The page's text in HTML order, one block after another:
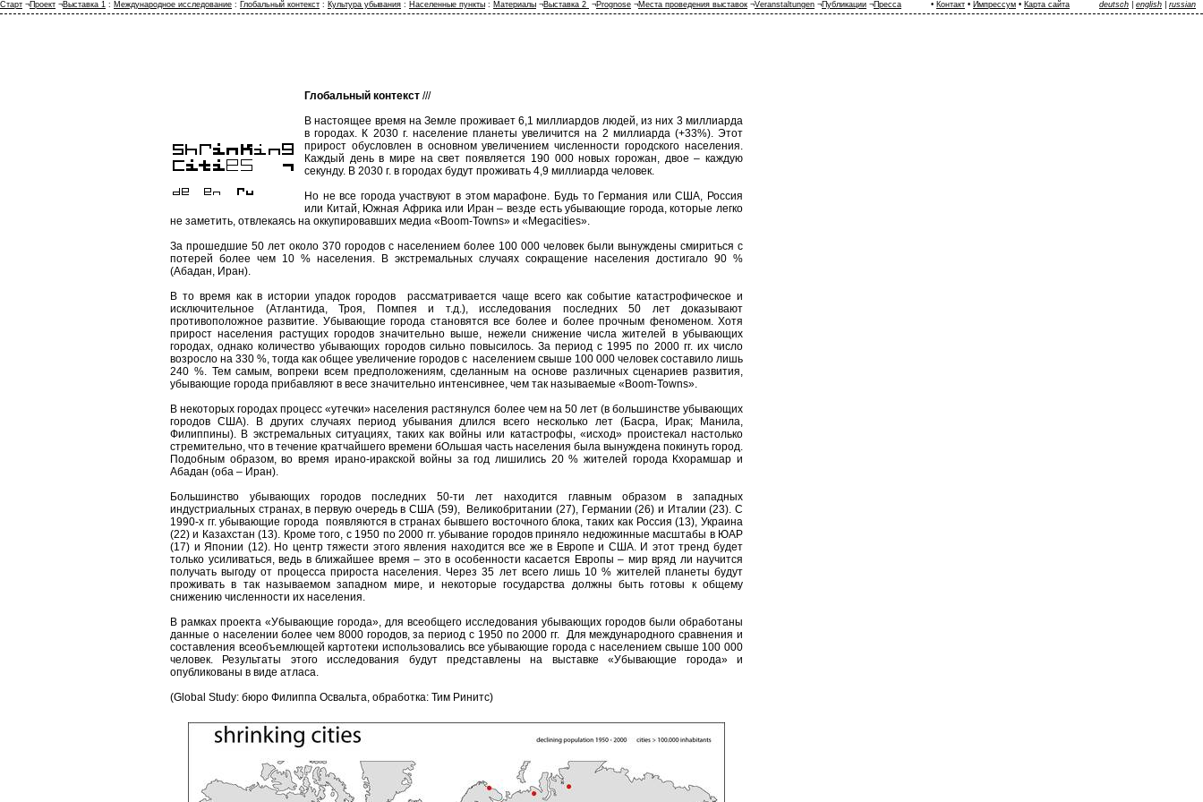
Глобальный контекст ///
В настоящее время на Земле проживает 6,1 миллиардов людей, из них 3 миллиарда
в городах. К 2030 г. население планеты увеличится на 2 миллиарда (+33%). Этот
прирост обусловлен в основном увеличением численности городского населения.
Каждый день в мире на свет появляется 190 000 новых горожан, двое – каждую
секунду. В 2030 г. в городах будут проживать 4,9 миллиарда человек.
Но не все города участвуют в этом марафоне. Будь то Германия или США, Россия
или Китай, Южная Африка или Иран – везде есть убывающие города, которые легко
не заметить, отвлекаясь на оккупировавших медиа «Boom-Towns» и «Megacities».
За прошедшие 50 лет около 370 городов с населением более 100 000 человек были вынуждены смириться с
потерей более чем 10 % населения. В экстремальных случаях сокращение населения достигало 90 %
(Абадан, Иран).
В то время как в истории упадок городов рассматривается чаще всего как событие катастрофическое и
исключительное (Атлантида, Троя, Помпея и т.д.), исследования последних 50 лет доказывают
противоположное развитие. Убывающие города становятся все более и более прочным феноменом. Хотя
прирост населения растущих городов значительно выше, нежели снижение числа жителей в убывающих
городах, однако количество убывающих городов сильно повысилось. За период с 1995 по 2000 гг. их число
возросло на 330 %, тогда как общее увеличение городов с населением свыше 100 000 человек составило лишь
240 %. Тем самым, вопреки всем предположениям, сделанным на основе различных сценариев развития,
убывающие города прибавляют в весе значительно интенсивнее, чем так называемые «Boom-Towns».
В некоторых городах процесс «утечки» населения растянулся более чем на 50 лет (в большинстве убывающих
городов США). В других случаях период убывания длился всего несколько лет (Басра, Ирак; Манила,
Филиппины). В экстремальных ситуациях, таких как войны или катастрофы, «исход» проистекал настолько
стремительно, что в течение кратчайшего времени бОльшая часть населения была вынуждена покинуть город.
Подобным образом, во время ирано-иракской войны за год лишились 20 % жителей города Кхорамшар и
Абадан (оба – Иран).
Большинство убывающих городов последних 50-ти лет находится главным образом в западных
индустриальных странах, в первую очередь в США (59), Великобритании (27), Германии (26) и Италии (23). С
1990-х гг. убывающие города появляются в странах бывшего восточного блока, таких как Россия (13), Украина
(22) и Казахстан (13). Кроме того, с 1950 по 2000 гг. убывание городов приняло недюжинные масштабы в ЮАР
(17) и Японии (12). Но центр тяжести этого явления находится все же в Европе и США. И этот тренд будет
только усиливаться, ведь в ближайшее время – это в особенности касается Европы – мир вряд ли научится
получать выгоду от процесса прироста населения. Через 35 лет всего лишь 10 % жителей планеты будут
проживать в так называемом западном мире, и некоторые государства должны быть готовы к общему
снижению численности их населения.
В рамках проекта «Убывающие города», для всеобщего исследования убывающих городов были обработаны
данные о населении более чем 8000 городов, за период с 1950 по 2000 гг. Для международного сравнения и
составления всеобъемлющей картотеки использовались все убывающие города с населением свыше 100 000
человек. Результаты этого исследования будут представлены на выставке «Убывающие города» и
опубликованы в виде атласа.
(Global Study: бюро Филиппа Освальта, обработка: Тим Ринитс)
Старт ¬Проект ¬Выставка 1 : Международное исследование : Глобальный контекст : Культура убывания : Населенные пункты : Материалы ¬Выставка 2 ¬Prognose ¬Места проведения выставок ¬Veranstaltungen ¬Публикации ¬Пресса • Контакт • Импрессум • Карта сайта deutsch english russian